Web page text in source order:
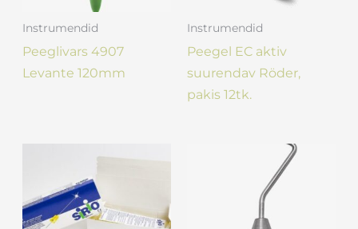
Instrumendid
Peeglivars 4907
Levante 120mm
Instrumendid
Peegel EC aktiv
suurendav Röder,
pakis 12tk.